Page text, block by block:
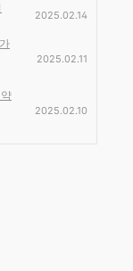
2025.02.14
2025.02.11
2025.02.10